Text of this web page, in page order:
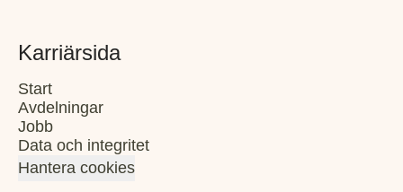
Karriärsida
Start
Avdelningar
Jobb
Data och integritet
Hantera cookies